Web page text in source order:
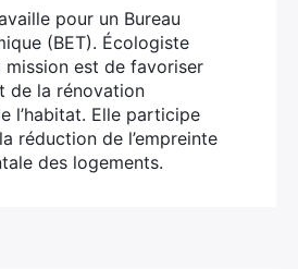
pour un Bureau
(BET). Écologiste
mission est de favoriser
de la rénovation
l’habitat. Elle participe
réduction de l’empreinte
des logements.